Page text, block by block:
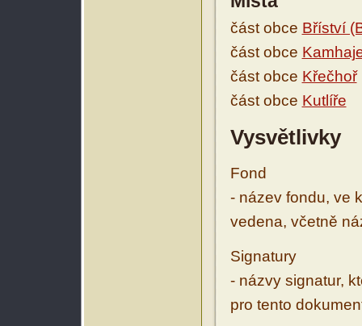
část obce Bříství
část obce
část obce Křečhoř
část obce Kutlíře
Vysvětlivky
Fond
- název fondu, ve
vedena, včetně
Signatury
- názvy signatur,
pro tento